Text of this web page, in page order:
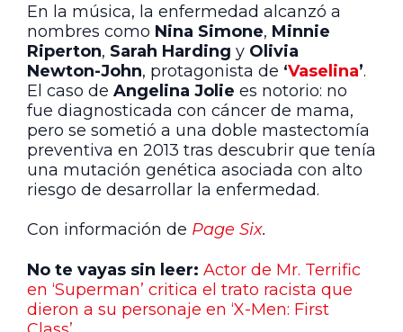
En la música, la enfermedad alcanzó a
nombres como Nina Simone, Minnie
Riperton, Sarah Harding y Olivia
Newton-John, protagonista de ‘Vaselina’.
El caso de Angelina Jolie es notorio: no
fue diagnosticada con cáncer de mama,
pero se sometió a una doble mastectomía
preventiva en 2013 tras descubrir que tenía
una mutación genética asociada con alto
riesgo de desarrollar la enfermedad.
Con información de Page Six.
No te vayas sin leer: Actor de Mr. Terrific
en ‘Superman’ critica el trato racista que
dieron a su personaje en ‘X-Men: First